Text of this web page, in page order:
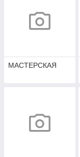
МАСТЕРСКАЯ